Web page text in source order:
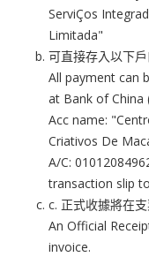
ServiÇos
Limitada"
可直接存入以下戶
All payment can
at Bank of China
Acc name:
Criativos De
A/C:
transaction slip
c. 正式收據將在
An Official
invoice.